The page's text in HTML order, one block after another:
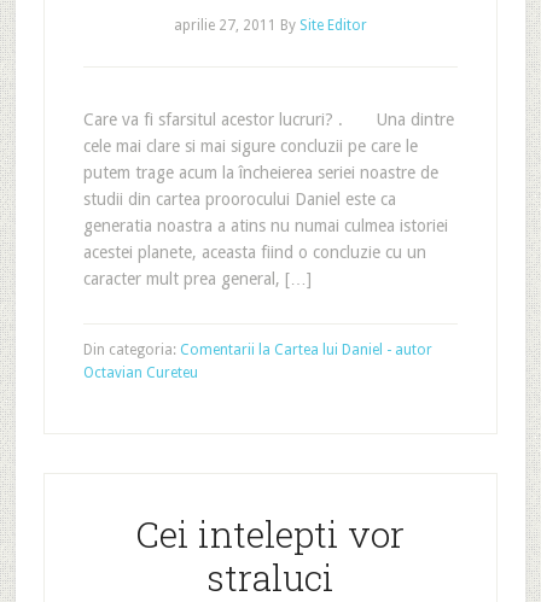
aprilie 27, 2011 By Site Editor
Care va fi sfarsitul acestor lucruri? . Una dintre
cele mai clare si mai sigure concluzii pe care le
putem trage acum la încheierea seriei noastre de
studii din cartea proorocului Daniel este ca
generatia noastra a atins nu numai culmea istoriei
acestei planete, aceasta fiind o concluzie cu un
caracter mult prea general, […]
Din categoria: Comentarii la Cartea lui Daniel - autor
Octavian Cureteu
Cei intelepti vor
straluci